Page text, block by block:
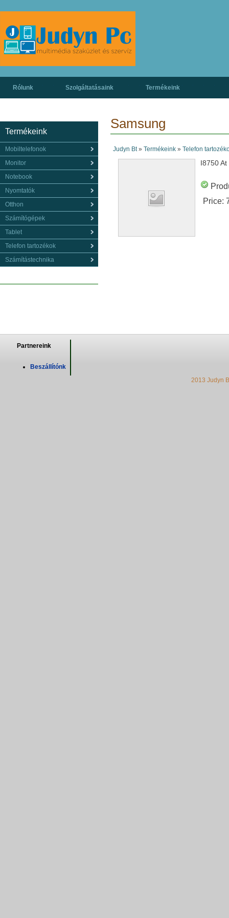
Rólunk Szolgáltatásaink Termékeink
Samsung
Judyn Bt» Termékeink» Telefon
I8750 At
Price:
Termékeink
Mobiltelefonok
Monitor
Notebook
Nyomtatók
Otthon
Számítógépek
Tablet
Telefon tartozékok
Számítástechnika
Partnereink
Beszállítónk
2013 Judyn